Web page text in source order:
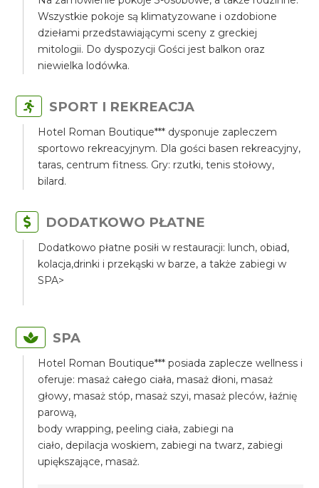
Wszystkie pokoje są klimatyzowane i ozdobione
dziełami przedstawiającymi sceny z greckiej
mitologii. Do dyspozycji Gości jest balkon oraz
niewielka lodówka.
SPORT I REKREACJA
Hotel Roman Boutique*** dysponuje zapleczem
sportowo rekreacyjnym. Dla gości basen rekreacyjny,
taras, centrum fitness. Gry: rzutki, tenis stołowy,
bilard.
DODATKOWO PŁATNE
Dodatkowo płatne posiłi w restauracji: lunch, obiad,
kolacja,drinki i przekąski w barze, a także zabiegi w
SPA>
SPA
Hotel Roman Boutique*** posiada zaplecze wellness i
oferuje: masaż całego ciała, masaż dłoni, masaż
głowy, masaż stóp, masaż szyi, masaż pleców, łaźnię
parową,
body wrapping, peeling ciała, zabiegi na
ciało, depilacja woskiem, zabiegi na twarz, zabiegi
upiększające, masaż.